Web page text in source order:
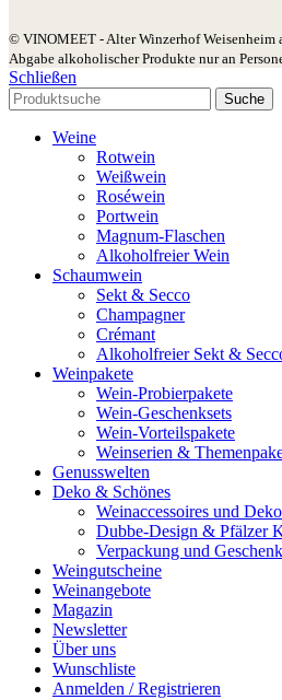
© VINOMEET - Alter Winzerhof Weisenheim
Abgabe alkoholischer Produkte nur an
Schließen
Suche
Weine
Rotwein
Weißwein
Roséwein
Portwein
Magnum-Flaschen
Alkoholfreier Wein
Schaumwein
Sekt & Secco
Champagner
Crémant
Alkoholfreier Sekt &
Weinpakete
Wein-Probierpakete
Wein-Geschenksets
Wein-Vorteilspakete
Weinserien &
Genusswelten
Deko & Schönes
Weinaccessoires und
Dubbe-Design & Pfälzer
Verpackung und
Weingutscheine
Weinangebote
Magazin
Newsletter
Über uns
Wunschliste
Anmelden / Registrieren